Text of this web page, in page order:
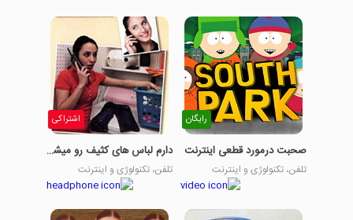
رایگان
صحبت درمورد قطعی اینترنت
تلفن، تکنولوژی و اینترنت
اشتراکی
دارم لباس های کثیف رو میشورم.
تلفن، تکنولوژی و اینترنت